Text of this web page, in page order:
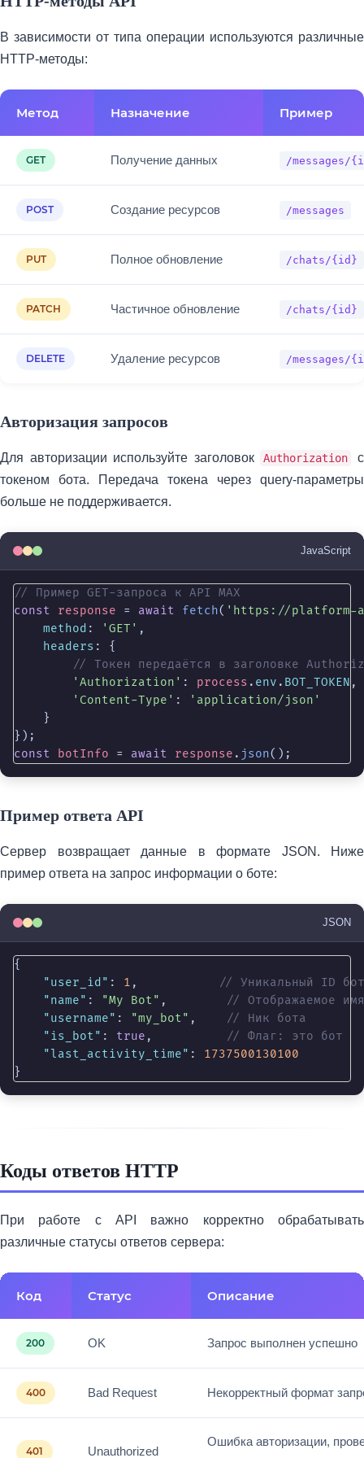
В зависимости от типа операции используются различные
HTTP-методы:
Метод Назначение Пример
GET Получение данных /messages/
POST Создание ресурсов /messages
PUT Полное обновление /chats/{id}
PATCH Частичное обновление /chats/{id}
DELETE Удаление ресурсов /messages/
Авторизация запросов
Для авторизации используйте заголовок Authorization
с
токеном бота. Передача токена через query-параметры
больше не поддерживается.
JavaScript
// Пример GET-запроса к API MAX
const
response = await fetch( 'https://platform-
method : 'GET' ,
headers : {
// Токен передаётся в заголовке
'Authorization' : process . env . BOT_TOKEN ,
'Content-Type' :
'application/json'
    }
const
botInfo = await response . json();
Пример ответа API
Сервер возвращает данные в формате JSON. Ниже
пример ответа на запрос информации о боте:
JSON
{
"user_id" : 1 ,
// Уникальный ID
"name" : "My Bot" ,
// Отображаемое имя
"username" : "my_bot" ,
// Ник бота
"is_bot" : true ,
// Флаг: это бот
"last_activity_time" : 1737500130100
}
Коды ответов HTTP
При работе с API важно корректно обрабатывать
различные статусы ответов сервера:
Код Статус Описание
200 OK Запрос выполнен успешно
400 Bad Request Некорректный формат
401 Unauthorized
Ошибка авторизации,